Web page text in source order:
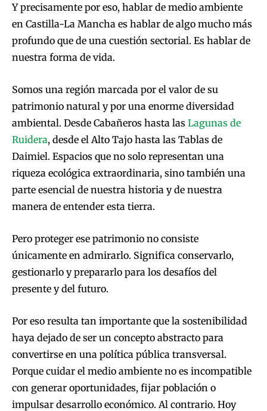
Y precisamente por eso, hablar de medio ambiente
en Castilla-La Mancha es hablar de algo mucho más
profundo que de una cuestión sectorial. Es hablar de
nuestra forma de vida.
Somos una región marcada por el valor de su
patrimonio natural y por una enorme diversidad
ambiental. Desde Cabañeros hasta las Lagunas de
Ruidera, desde el Alto Tajo hasta las Tablas de
Daimiel. Espacios que no solo representan una
riqueza ecológica extraordinaria, sino también una
parte esencial de nuestra historia y de nuestra
manera de entender esta tierra.
Pero proteger ese patrimonio no consiste
únicamente en admirarlo. Significa conservarlo,
gestionarlo y prepararlo para los desafíos del
presente y del futuro.
Por eso resulta tan importante que la sostenibilidad
haya dejado de ser un concepto abstracto para
convertirse en una política pública transversal.
Porque cuidar el medio ambiente no es incompatible
con generar oportunidades, fijar población o
impulsar desarrollo económico. Al contrario. Hoy